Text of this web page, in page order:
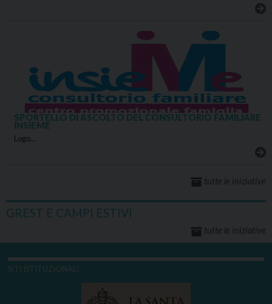
SPORTELLO DI ASCOLTO DEL CONSULTORIO FAMILIARE
INSIEME
Logo…
tutte le iniziative
GREST E CAMPI ESTIVI
tutte le iniziative
SITI ISTITUZIONALI